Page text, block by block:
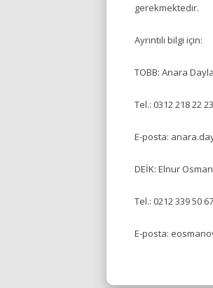
gerekmektedir.
Ayrıntılı bilgi için:
TOBB: Anara
Tel.: 0312 218 22 23
E-posta:
DEİK: Elnur
Tel.: 0212 339 50 67
E-posta: